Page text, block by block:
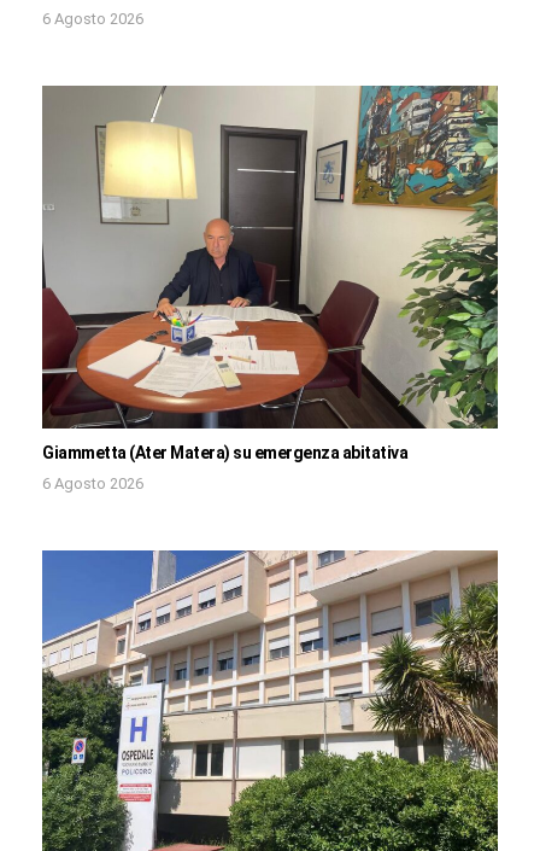
6 Agosto 2026
Giammetta (Ater Matera) su emergenza abitativa
6 Agosto 2026